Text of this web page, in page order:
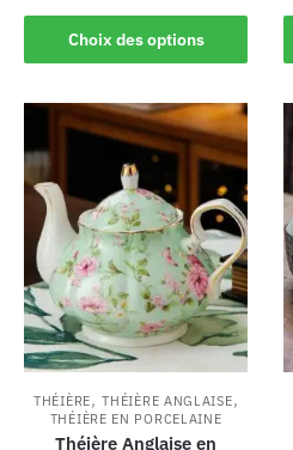
Choix des options
THÉIÈRE,THÉIÈRE ANGLAISE,
THÉIÈRE EN PORCELAINE
Théière Anglaise en